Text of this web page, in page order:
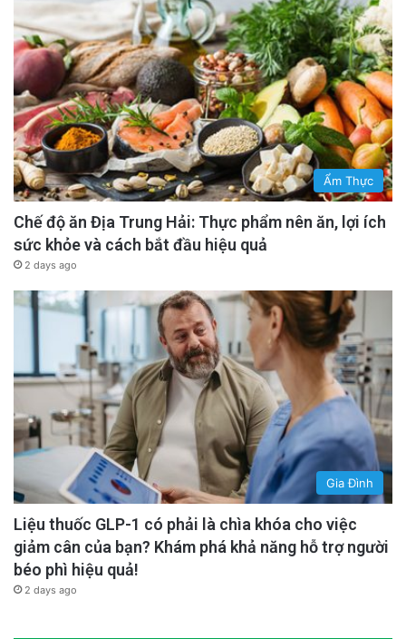
Ẩm Thực
Chế độ ăn Địa Trung Hải: Thực phẩm nên ăn, lợi ích
sức khỏe và cách bắt đầu hiệu quả
2 days ago
Gia Đình
Liệu thuốc GLP-1 có phải là chìa khóa cho việc
giảm cân của bạn? Khám phá khả năng hỗ trợ người
béo phì hiệu quả!
2 days ago